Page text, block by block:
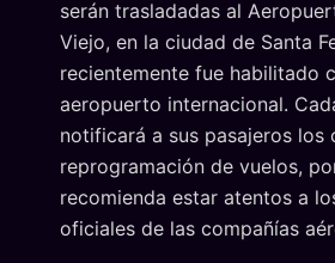
serán trasladadas al
Viejo, en la ciudad de Santa
recientemente fue habilitado
aeropuerto internacional.
notificará a sus pasajeros los
reprogramación de vuelos,
recomienda estar atentos a
oficiales de las compañías